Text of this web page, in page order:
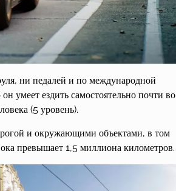
ни педалей и по международной
умеет ездить самостоятельно почти во
(5 уровень).
и окружающими объектами, в том
превышает 1,5 миллиона километров.